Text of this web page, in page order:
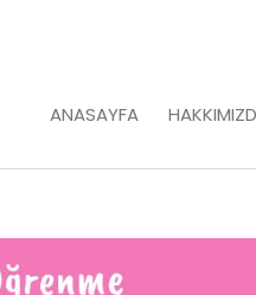
ANASAYFA